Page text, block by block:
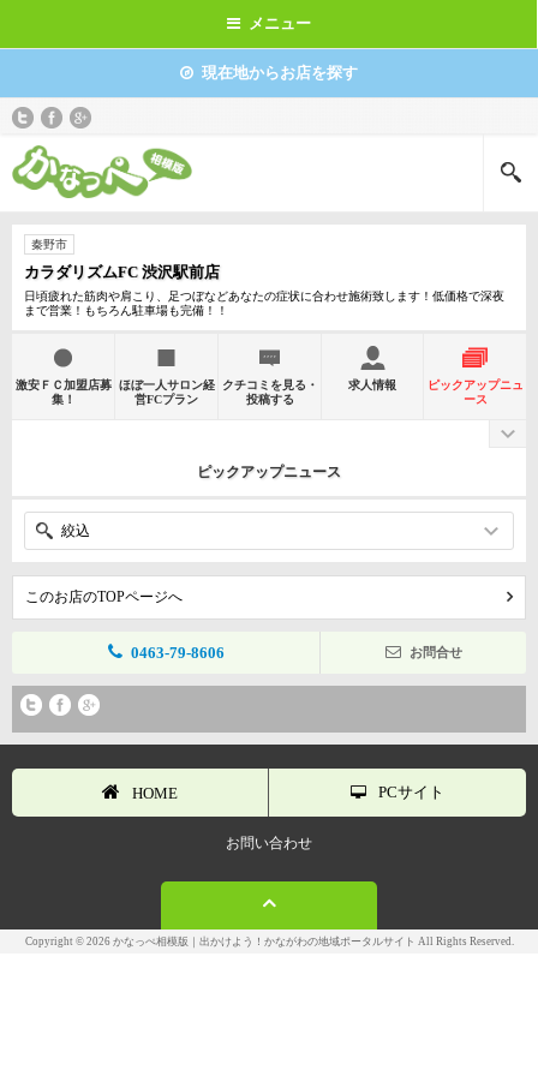
メニュー
現在地からお店を探す
秦野市
カラダリズムFC 渋沢駅前店
日頃疲れた筋肉や肩こり、足つぼなどあなたの症状に合わせ施術致します！低価格で深夜
まで営業！もちろん駐車場も完備！！
激安ＦＣ加盟店募
集！
ほぼ一人サロン経
営FCプラン
クチコミを見る・
投稿する
求人情報
ピックアップニュ
ース
ピックアップニュース
絞込
このお店のTOPページへ
0463-79-8606 お問合せ
HOME PCサイト
お問い合わせ
Copyright © 2026 かなっぺ相模版｜出かけよう！かながわの地域ポータルサイト All Rights Reserved.